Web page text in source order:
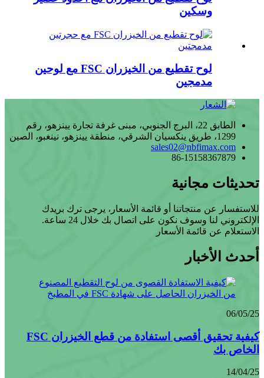
وسكين
لوح تقطيع من الخيزران FSC مع لوحين
مدمجين
الطابق 22، البرج الجنوبي، مبنى غرفة تجارة يينزهو، رقم
1299، طريق ينكسيان الشرقي، منطقة يينزهو، نينغبو، الصين
sales02@nbfimax.com
86-15158367879
تحديثات مجانية
للاستفسار عن منتجاتنا أو قائمة الأسعار، يرجى ترك بريدك
الإلكتروني لنا وسوف نكون على اتصال بك خلال 24 ساعة.
الاستعلام عن قائمة الأسعار
أحدث الأخبار
06/05/25
كيفية تحقيق أقصى استفادة من قطع الخيزران FSC
الخاص بك
14/04/25